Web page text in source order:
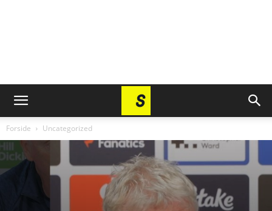
Forside Uncategorized